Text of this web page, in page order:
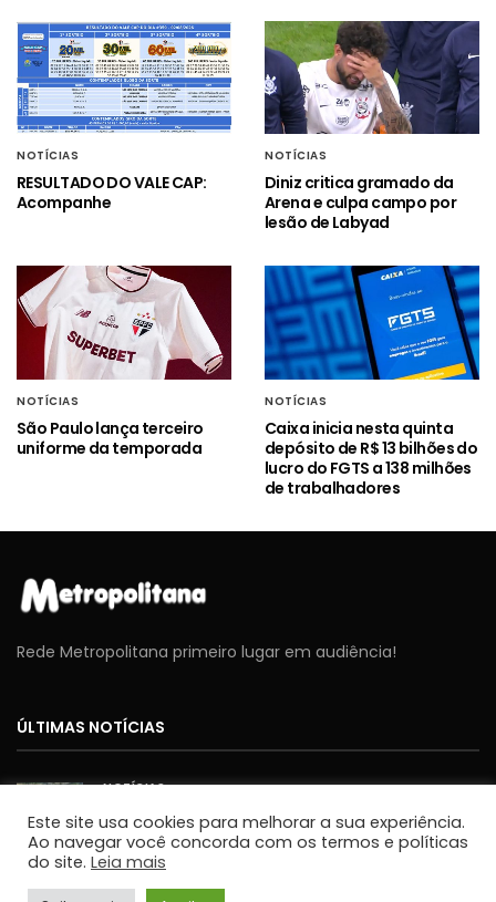
NOTÍCIAS
RESULTADO DO VALE CAP:
Acompanhe
NOTÍCIAS
Diniz critica gramado da
Arena e culpa campo por
lesão de Labyad
NOTÍCIAS
São Paulo lança terceiro
uniforme da temporada
NOTÍCIAS
Caixa inicia nesta quinta
depósito de R$ 13 bilhões do
lucro do FGTS a 138 milhões
de trabalhadores
Rede Metropolitana primeiro lugar em audiência!
ÚLTIMAS NOTÍCIAS
NOTÍCIAS
Cavex libera 2º lote de ingressos gratuitos para o
Sábado Aéreo 2026 em Taubaté
JORNALISMO
NOTÍCIAS
Este site usa cookies para melhorar a sua experiência.
Ao navegar você concorda com os termos e políticas
do site. Leia mais